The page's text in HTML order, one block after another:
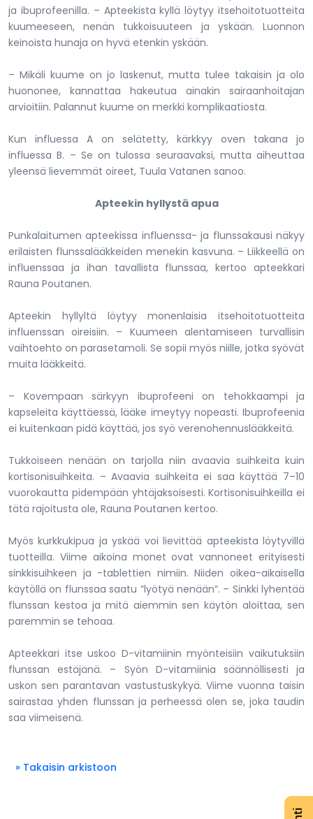
ja ibuprofeenilla. – Apteekista kyllä löytyy itsehoitotuotteita
kuumeeseen, nenän tukkoisuuteen ja yskään. Luonnon
keinoista hunaja on hyvä etenkin yskään.
– Mikäli kuume on jo laskenut, mutta tulee takaisin ja olo
huononee, kannattaa hakeutua ainakin sairaanhoitajan
arvioitiin. Palannut kuume on merkki komplikaatiosta.
Kun influessa A on selätetty, kärkkyy oven takana jo
influessa B. – Se on tulossa seuraavaksi, mutta aiheuttaa
yleensä lievemmät oireet, Tuula Vatanen sanoo.
Apteekin hyllystä apua
Punkalaitumen apteekissa influenssa- ja flunssakausi näkyy
erilaisten flunssalääkkeiden menekin kasvuna. – Liikkeellä on
influenssaa ja ihan tavallista flunssaa, kertoo apteekkari
Rauna Poutanen.
Apteekin hyllyltä löytyy monenlaisia itsehoitotuotteita
influenssan oireisiin. – Kuumeen alentamiseen turvallisin
vaihtoehto on parasetamoli. Se sopii myös niille, jotka syövät
muita lääkkeitä.
– Kovempaan särkyyn ibuprofeeni on tehokkaampi ja
kapseleita käyttäessä, lääke imeytyy nopeasti. Ibuprofeenia
ei kuitenkaan pidä käyttää, jos syö verenohennuslääkkeitä.
Tukkoiseen nenään on tarjolla niin avaavia suihkeita kuin
kortisonisuihkeita. – Avaavia suihkeita ei saa käyttää 7–10
vuorokautta pidempään yhtäjaksoisesti. Kortisonisuihkeilla ei
tätä rajoitusta ole, Rauna Poutanen kertoo.
Myös kurkkukipua ja yskää voi lievittää apteekista löytyvillä
tuotteilla. Viime aikoina monet ovat vannoneet erityisesti
sinkkisuihkeen ja -tablettien nimiin. Niiden oikea-aikaisella
käytöllä on flunssaa saatu ”lyötyä nenään”. – Sinkki lyhentää
flunssan kestoa ja mitä aiemmin sen käytön aloittaa, sen
paremmin se tehoaa.
Apteekkari itse uskoo D-vitamiinin myönteisiin vaikutuksiin
flunssan estäjänä. – Syön D-vitamiinia säännöllisesti ja
uskon sen parantavan vastustuskykyä. Viime vuonna taisin
sairastaa yhden flunssan ja perheessä olen se, joka taudin
saa viimeisenä.
» Takaisin arkistoon